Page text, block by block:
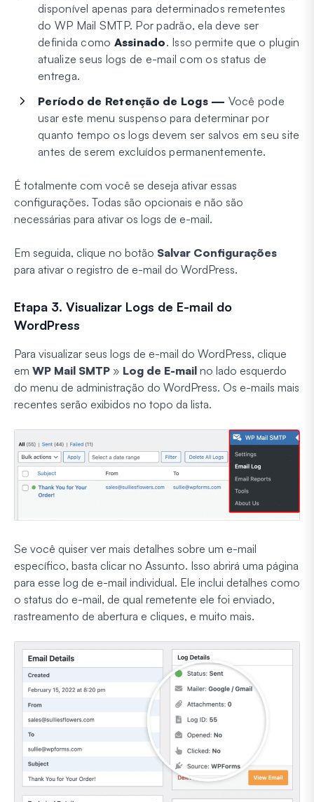
disponível apenas para determinados remetentes
do WP Mail SMTP. Por padrão, ela deve ser
definida como Assinado. Isso permite que o plugin
atualize seus logs de e-mail com os status de
entrega.
Período de Retenção de Logs — Você pode
usar este menu suspenso para determinar por
quanto tempo os logs devem ser salvos em seu site
antes de serem excluídos permanentemente.
É totalmente com você se deseja ativar essas
configurações. Todas são opcionais e não são
necessárias para ativar os logs de e-mail.
Em seguida, clique no botão Salvar Configurações
para ativar o registro de e-mail do WordPress.
Etapa 3. Visualizar Logs de E-mail do
WordPress
Para visualizar seus logs de e-mail do WordPress, clique
em WP Mail SMTP » Log de E-mail no lado esquerdo
do menu de administração do WordPress. Os e-mails mais
recentes serão exibidos no topo da lista.
Se você quiser ver mais detalhes sobre um e-mail
específico, basta clicar no Assunto. Isso abrirá uma página
para esse log de e-mail individual. Ele inclui detalhes como
o status do e-mail, de qual remetente ele foi enviado,
rastreamento de abertura e cliques, e muito mais.